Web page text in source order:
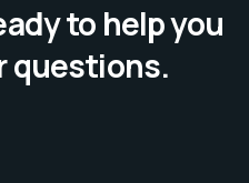
to help you
questions.